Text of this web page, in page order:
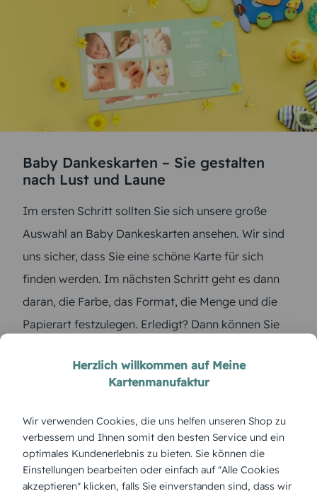
Baby Dankeskarten – Sie gestalten
nach Lust und Laune
Im ersten Schritt sollten Sie sich unsere große
Auswahl an Baby Dankeskarten ansehen. Wir sind
uns sicher, dass Sie eine schöne Karte für sich
finden werden. Im nächsten Schritt geht es dann
daran, die Farbe, das Format, die Menge und die
Papierart festzulegen. Erledigt? Dann können Sie
selbst gestalten. Dazu gehören Fotos vom Baby
und den glücklichen Eltern, Ihre Adresse, damit der
Empfänger weiß, von wem die Karte überhaupt
kommt und natürlich die wichtigsten Infos zum
Neuankömmling. Bei der Baby Dankeskarten
sollten Sie den Namen, das Geburtsdatum, die Zeit,
Herzlich willkommen auf Meine
Kartenmanufaktur
Wir verwenden Cookies, die uns helfen unseren Shop zu
verbessern und Ihnen somit den besten Service und ein
optimales Kundenerlebnis zu bieten. Sie können die
Einstellungen bearbeiten oder einfach auf "Alle Cookies
akzeptieren" klicken, falls Sie einverstanden sind, dass wir